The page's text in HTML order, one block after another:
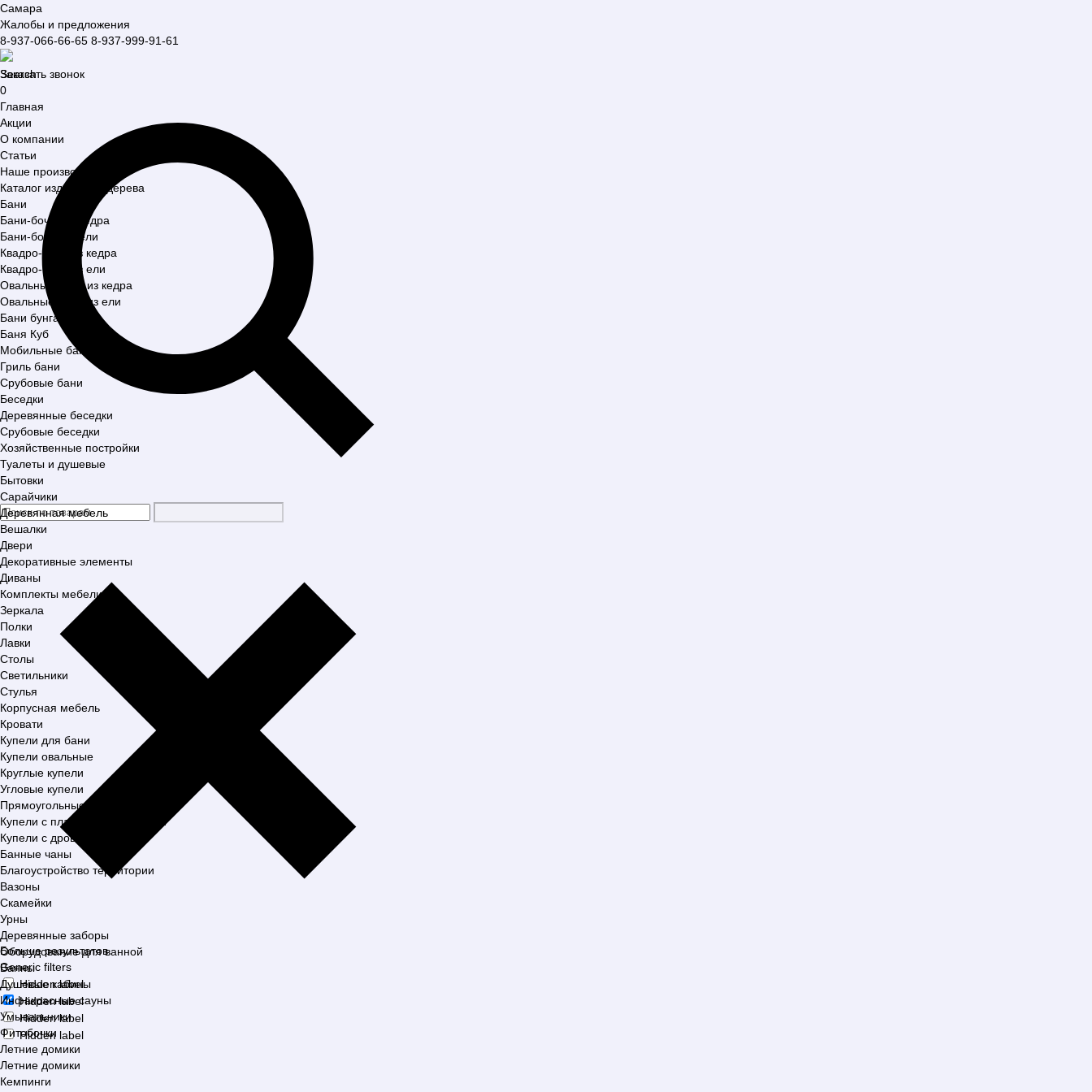
Самара
Жалобы и предложения
8-937-066-66-65 8-937-999-91-61
Search
Больше результатов
Generic filters
Hidden label
Hidden label
Hidden label
Hidden label
Заказать звонок
0
Главная
Акции
О компании
Статьи
Наше производство
Каталог изделий из дерева
Бани
Бани-бочки из кедра
Бани-бочки из ели
Квадро-бани из кедра
Квадро-бани из ели
Овальные бани из кедра
Овальные бани из ели
Бани бунгало
Баня Куб
Мобильные бани
Гриль бани
Срубовые бани
Беседки
Деревянные беседки
Срубовые беседки
Хозяйственные постройки
Туалеты и душевые
Бытовки
Сарайчики
Деревянная мебель
Вешалки
Двери
Декоративные элементы
Диваны
Комплекты мебели
Зеркала
Полки
Лавки
Столы
Светильники
Стулья
Корпусная мебель
Кровати
Купели для бани
Купели овальные
Круглые купели
Угловые купели
Прямоугольные купели
Купели с пластиковой вставкой
Купели с дровяной печью
Банные чаны
Благоустройство территории
Вазоны
Скамейки
Урны
Деревянные заборы
Оборудование для ванной
Ванны
Душевые кабины
Инфакрасные сауны
Умывальники
Фитобочки
Летние домики
Летние домики
Кемпинги